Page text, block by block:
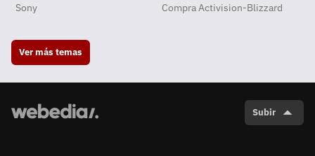
Sony Compra Activision-Blizzard
Ver más temas
Subir